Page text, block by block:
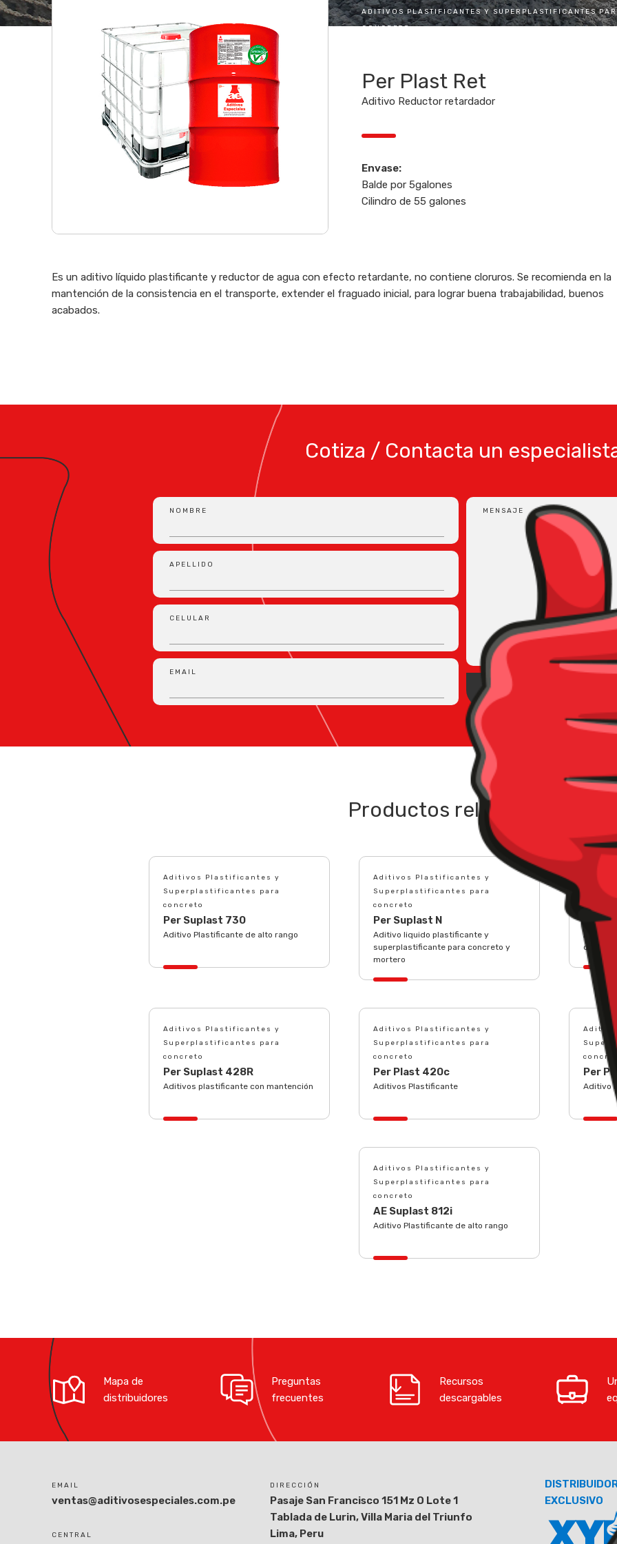
ADITIVOS PLASTIFICANTES Y SUPERPLASTIFICANTES
CONCRETO
Per Plast Ret
Aditivo Reductor retardador
Envase:
Balde por 5galones
Cilindro de 55 galones
Es un aditivo líquido plastificante y reductor de agua con efecto retardante, no contiene cloruros. Se recomienda en la
mantención de la consistencia en el transporte, extender el fraguado inicial, para lograr buena trabajabilidad, buenos
acabados.
Cotiza / Contacta un
NOMBRE
APELLIDO
CELULAR
EMAIL
MENSAJE
Productos relacionados
Aditivos Plastificantes y
Superplastificantes para
concreto
Per Suplast 730
Aditivo Plastificante de alto rango
Aditivos Plastificantes y
Superplastificantes para
concreto
Per Suplast N
Aditivo liquido plastificante y
superplastificante para concreto y
mortero
AE
Aditivo
Aditivos Plastificantes y
Superplastificantes para
concreto
Per Suplast 428R
Aditivos plastificante con mantención
Aditivos Plastificantes y
Superplastificantes para
concreto
Per Plast 420c
Aditivos Plastificante
Per
Aditivo
Aditivos Plastificantes y
Superplastificantes para
concreto
AE Suplast 812i
Aditivo Plastificante de alto rango
Mapa de
distribuidores
Preguntas
frecuentes
Recursos
descargables
EMAIL
ventas@aditivosespeciales.com.pe
CENTRAL
DIRECCIÓN
Pasaje San Francisco 151 Mz O Lote 1
Tablada de Lurin, Villa Maria del Triunfo
Lima, Peru
EXCLUSIVO